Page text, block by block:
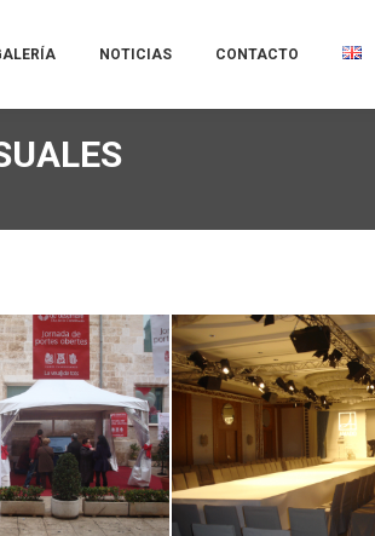
NOTICIAS CONTACTO